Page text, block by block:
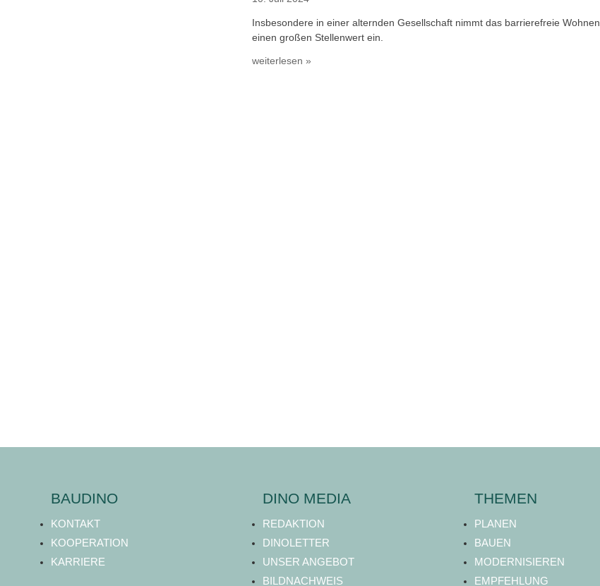
Insbesondere in einer alternden Gesellschaft nimmt das barrierefreie Wohnen
einen großen Stellenwert ein.
weiterlesen »
BAUDINO
KONTAKT
KOOPERATION
KARRIERE
DINO MEDIA
REDAKTION
DINOLETTER
UNSER ANGEBOT
BILDNACHWEIS
THEMEN
PLANEN
BAUEN
MODERNISIEREN
EMPFEHLUNG